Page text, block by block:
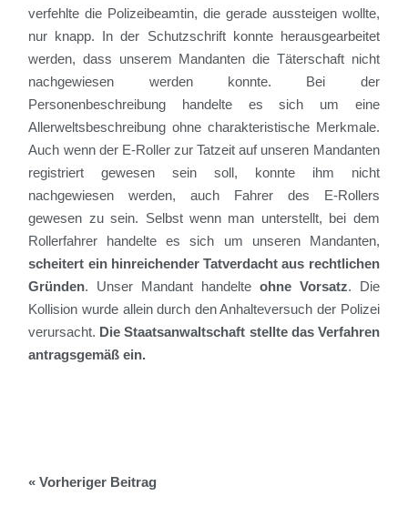
verfehlte die Polizeibeamtin, die gerade aussteigen wollte,
nur knapp. In der Schutzschrift konnte herausgearbeitet
werden, dass unserem Mandanten die Täterschaft nicht
nachgewiesen werden konnte. Bei der
Personenbeschreibung handelte es sich um eine
Allerweltsbeschreibung ohne charakteristische Merkmale.
Auch wenn der E-Roller zur Tatzeit auf unseren Mandanten
registriert gewesen sein soll, konnteihm nicht
nachgewiesen werden, auch Fahrer des E-Rollers
gewesen zu sein. Selbst wenn man unterstellt, bei dem
Rollerfahrer handelte es sich um unseren Mandanten,
scheitert ein hinreichender Tatverdacht aus rechtlichen
Gründen. Unser Mandant handelte ohne Vorsatz. Die
Kollision wurde allein durch denAnhalteversuch der Polizei
verursacht. Die Staatsanwaltschaft stellte das Verfahren
antragsgemäß ein.